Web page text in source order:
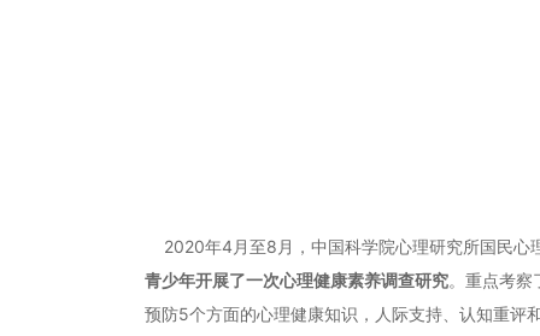
2020年4月至8月，中国科学院心理研究所国民心
青少年开展了一次心理健康素养调查研究。重点考察
预防5个方面的心理健康知识，人际支持、认知重评